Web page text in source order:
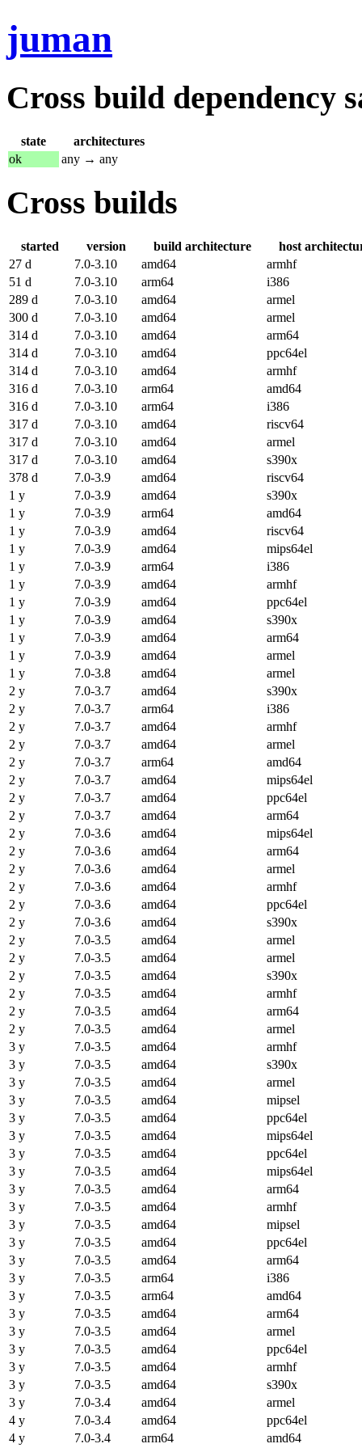
juman
Cross build dependency
state
architectures
ok
any → any
Cross builds
started version build architecture
host
27 d
7.0-3.10 amd64
armhf
51 d
7.0-3.10 arm64
i386
289 d
7.0-3.10 amd64
armel
300 d
7.0-3.10 amd64
armel
314 d
7.0-3.10 amd64
arm64
314 d
7.0-3.10 amd64
ppc64el
314 d
7.0-3.10 amd64
armhf
316 d
7.0-3.10 arm64
amd64
316 d
7.0-3.10 arm64
i386
317 d
7.0-3.10 amd64
riscv64
317 d
7.0-3.10 amd64
armel
317 d
7.0-3.10 amd64
s390x
378 d
7.0-3.9 amd64
riscv64
1 y
7.0-3.9 amd64
s390x
1 y
7.0-3.9 arm64
amd64
1 y
7.0-3.9 amd64
riscv64
1 y
7.0-3.9 amd64
mips64el
1 y
7.0-3.9 arm64
i386
1 y
7.0-3.9 amd64
armhf
1 y
7.0-3.9 amd64
ppc64el
1 y
7.0-3.9 amd64
s390x
1 y
7.0-3.9 amd64
arm64
1 y
7.0-3.9 amd64
armel
1 y
7.0-3.8 amd64
armel
2 y
7.0-3.7 amd64
s390x
2 y
7.0-3.7 arm64
i386
2 y
7.0-3.7 amd64
armhf
2 y
7.0-3.7 amd64
armel
2 y
7.0-3.7 arm64
amd64
2 y
7.0-3.7 amd64
mips64el
2 y
7.0-3.7 amd64
ppc64el
2 y
7.0-3.7 amd64
arm64
2 y
7.0-3.6 amd64
mips64el
2 y
7.0-3.6 amd64
arm64
2 y
7.0-3.6 amd64
armel
2 y
7.0-3.6 amd64
armhf
2 y
7.0-3.6 amd64
ppc64el
2 y
7.0-3.6 amd64
s390x
2 y
7.0-3.5 amd64
armel
2 y
7.0-3.5 amd64
armel
2 y
7.0-3.5 amd64
s390x
2 y
7.0-3.5 amd64
armhf
2 y
7.0-3.5 amd64
arm64
2 y
7.0-3.5 amd64
armel
3 y
7.0-3.5 amd64
armhf
3 y
7.0-3.5 amd64
s390x
3 y
7.0-3.5 amd64
armel
3 y
7.0-3.5 amd64
mipsel
3 y
7.0-3.5 amd64
ppc64el
3 y
7.0-3.5 amd64
mips64el
3 y
7.0-3.5 amd64
ppc64el
3 y
7.0-3.5 amd64
mips64el
3 y
7.0-3.5 amd64
arm64
3 y
7.0-3.5 amd64
armhf
3 y
7.0-3.5 amd64
mipsel
3 y
7.0-3.5 amd64
ppc64el
3 y
7.0-3.5 amd64
arm64
3 y
7.0-3.5 arm64
i386
3 y
7.0-3.5 arm64
amd64
3 y
7.0-3.5 amd64
arm64
3 y
7.0-3.5 amd64
armel
3 y
7.0-3.5 amd64
ppc64el
3 y
7.0-3.5 amd64
armhf
3 y
7.0-3.5 amd64
s390x
3 y
7.0-3.4 amd64
armel
4 y
7.0-3.4 amd64
ppc64el
4 y
7.0-3.4 arm64
amd64